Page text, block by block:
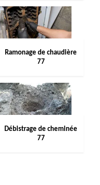
Ramonage de chaudière
77
Débistrage de cheminée
77